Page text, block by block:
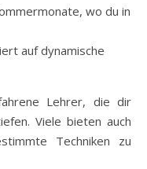
wo du in
auf dynamische
Lehrer, die dir
Viele bieten auch
Techniken zu